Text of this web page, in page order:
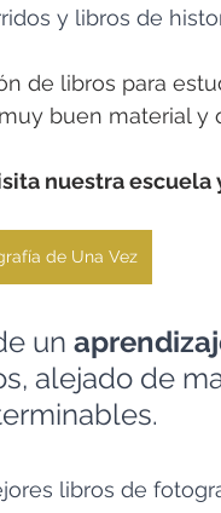
y libros de
de libros para
buen material y
nuestra escuela
de Una Vez
un
alejado de
libros de